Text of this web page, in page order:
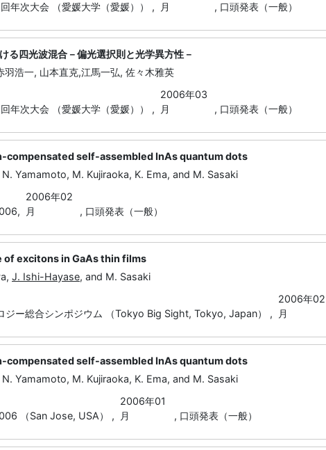
年次大会 （愛媛大学（愛媛）） ,
月
, 口頭発表（一般）
る四光波混合－偏光選択則と光学異方性－
羽浩一, 山本直克,江馬一弘, 佐々木雅英
年次大会 （愛媛大学（愛媛）） ,
2006年03
月
, 口頭発表（一般）
compensated self-assembled InAs quantum dots
Yamamoto, M. Kujiraoka, K. Ema, and M. Sasaki
2006年02
月
, 口頭発表（一般）
excitons in GaAs thin films
J. Ishi-Hayase, and M. Sasaki
ジー総合シンポジウム （Tokyo Big Sight, Tokyo, Japan） ,
2006年02
月
compensated self-assembled InAs quantum dots
Yamamoto, M. Kujiraoka, K. Ema, and M. Sasaki
（San Jose, USA） ,
2006年01
月
, 口頭発表（一般）